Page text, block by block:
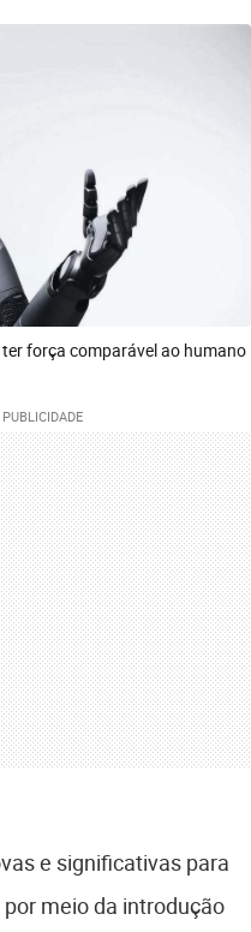
força comparável ao humano
e significativas para
meio da introdução